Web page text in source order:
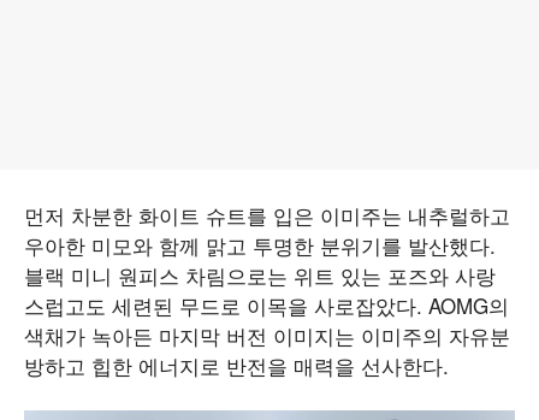
먼저 차분한 화이트 슈트를 입은 이미주는 내추럴하고
우아한 미모와 함께 맑고 투명한 분위기를 발산했다.
블랙 미니 원피스 차림으로는 위트 있는 포즈와 사랑
스럽고도 세련된 무드로 이목을 사로잡았다. AOMG의
색채가 녹아든 마지막 버전 이미지는 이미주의 자유분
방하고 힙한 에너지로 반전을 매력을 선사한다.